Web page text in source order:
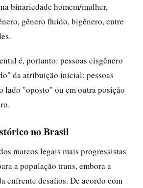
binariedade homem/mulher,
gênero fluido, bigênero, entre
é, portanto: pessoas cisgênero
da atribuição inicial; pessoas
lado "oposto" ou em outra posição
no Brasil
marcos legais mais progressistas
a população trans, embora a
enfrente desafios. De acordo com